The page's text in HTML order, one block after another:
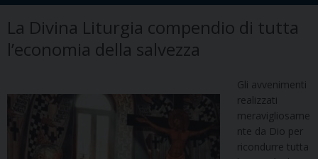
La Divina Liturgia compendio di tutta
l’economia della salvezza
Gli avvenimenti
realizzati
meravigliosame
nte da Dio per
ricondurre tutta